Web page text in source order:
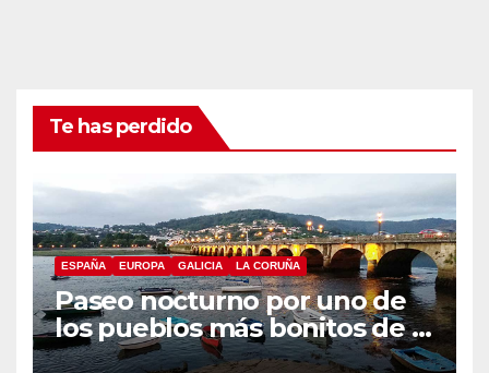
Te has perdido
ESPAÑA EUROPA GALICIA LA CORUÑA
Paseo nocturno por uno de
los pueblos más bonitos de A
Coruña, Puentedeume